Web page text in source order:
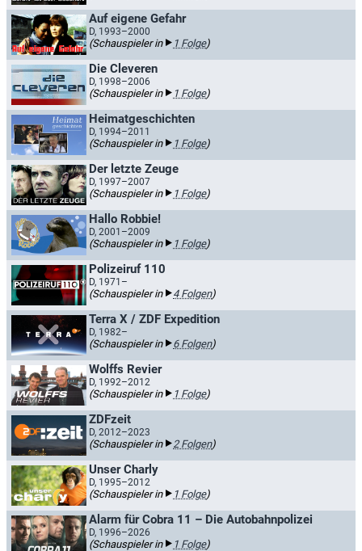
Auf eigene Gefahr
D, 1993–2000
(Schauspieler in 1 Folge)
Die Cleveren
D, 1998–2006
(Schauspieler in 1 Folge)
Heimatgeschichten
D, 1994–2011
(Schauspieler in 1 Folge)
Der letzte Zeuge
D, 1997–2007
(Schauspieler in 1 Folge)
Hallo Robbie!
D, 2001–2009
(Schauspieler in 1 Folge)
Polizeiruf 110
D, 1971–
(Schauspieler in 4 Folgen)
Terra X / ZDF Expedition
D, 1982–
(Schauspieler in 6 Folgen)
Wolffs Revier
D, 1992–2012
(Schauspieler in 1 Folge)
ZDFzeit
D, 2012–2023
(Schauspieler in 2 Folgen)
Unser Charly
D, 1995–2012
(Schauspieler in 1 Folge)
Alarm für Cobra 11 – Die Autobahnpolizei
D, 1996–2026
(Schauspieler in 1 Folge)